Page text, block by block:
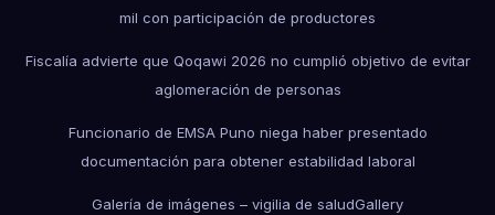
mil con participación de productores
Fiscalía advierte que Qoqawi 2026 no cumplió objetivo de evitar
aglomeración de personas
Funcionario de EMSA Puno niega haber presentado
documentación para obtener estabilidad laboral
Galería de imágenes – vigilia de saludGallery